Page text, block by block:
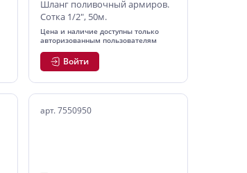
Шланг поливочный армиров.
Сотка 1/2", 50м.
Цена и наличие доступны только
авторизованным пользователям
Войти
арт. 7550950